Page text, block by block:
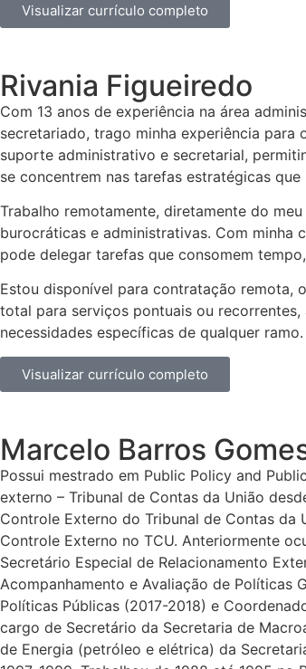
Visualizar currículo completo
Rivania Figueiredo
Com 13 anos de experiência na área
secretariado, trago minha experiência
suporte administrativo e secretarial,
se concentrem nas tarefas estratégicas
Trabalho remotamente, diretamente do
burocráticas e administrativas. Com minha
pode delegar tarefas que consomem
Estou disponível para contratação remota,
total para serviços pontuais ou
necessidades específicas de qualquer ramo.
Visualizar currículo completo
Marcelo Barros
Possui mestrado em Public Policy and
externo – Tribunal de Contas da União
Controle Externo do Tribunal de Contas da
Controle Externo no TCU. Anteriormente
Secretário Especial de Relacionamento
Acompanhamento e Avaliação de Políticas
Políticas Públicas (2017-2018) e
cargo de Secretário da Secretaria de
de Energia (petróleo e elétrica) da